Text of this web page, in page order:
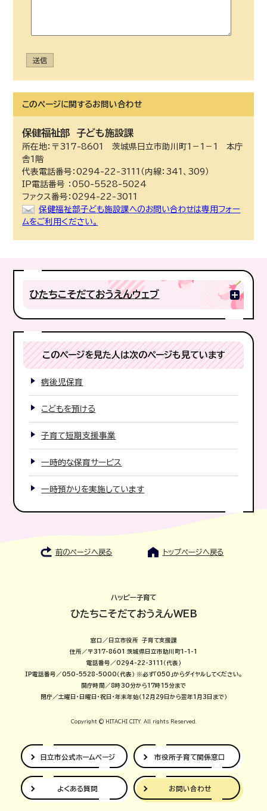
送信
このページに関するお問い合わせ
保健福祉部子ども施設課
所在地：〒317-8601 茨城県日立市助川町1－1－1 本庁
舎1階
代表電話番号：0294-22-3111（内線：341、309）
IP電話番号 ：050-5528-5024
ファクス番号：0294-22-3011
保健福祉部子ども施設課へのお問い合わせは専用フォー
ムをご利用ください。
ひたちこそだておうえんウェブ
このページを見た人は次のページも見ています
病後児保育
こどもを預ける
子育て短期支援事業
一時的な保育サービス
一時預かりを実施しています
前のページへ戻る トップページへ戻る
ハッピー子育て
ひたちこそだておうえんWEB
窓口／日立市役所 子育て支援課
住所／〒317-8601 茨城県日立市助川町1-1-1
電話番号／0294-22-3111（代表）
IP電話番号／050-5528-5000（代表） ※必ず「050」からダイヤルしてください。
開庁時間／8時30分から17時15分まで
閉庁／土曜日・日曜日・祝日・年末年始（12月29日から翌年1月3日まで）
Copyright © HITACHI CITY. All rights Reserved.
日立市公式ホームページ 市役所子育て関係窓口
よくある質問 お問い合わせ